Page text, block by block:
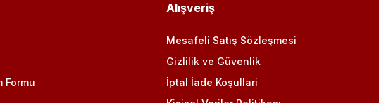
Formu
Alışveriş
Mesafeli Satış Sözleşmesi
Gizlilik ve Güvenlik
İptal İade Koşullari